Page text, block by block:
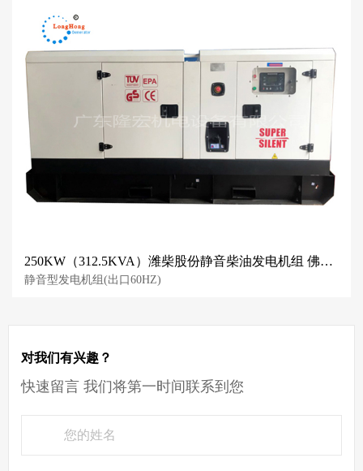
250KW（312.5KVA）潍柴股份静音柴油发电机组 佛山发电机 mute generator
静音型发电机组(出口60HZ)
对我们有兴趣？
快速留言 我们将第一时间联系到您